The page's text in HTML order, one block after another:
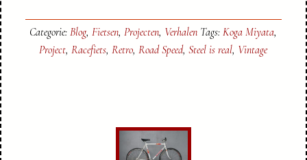
Categorie:Blog,Fietsen,Projecten, Verhalen Tags:Koga Miyata,
Project,Racefiets,Retro,Road Speed,Steel is real, Vintage